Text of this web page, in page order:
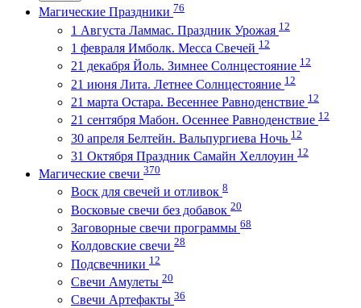
Магические Праздники 76
1 Августа Ламмас. Праздник Урожая 12
1 февраля Имболк. Месса Свечей 12
21 декабря Йоль. Зимнее Солнцестояние 12
21 июня Лита. Летнее Солнцестояние 12
21 марта Остара. Весеннее Равноденствие 12
21 сентября Мабон. Осеннее Равноденствие 12
30 апреля Белтейн. Вальпургиева Ночь 12
31 Октября Праздник Самайн Хеллоуин 12
Магические свечи 370
Воск для свечей и отливок 8
Восковые свечи без добавок 20
Заговорные свечи программы 68
Колдовские свечи 28
Подсвечники 12
Свечи Амулеты 20
Свечи Артефакты 36